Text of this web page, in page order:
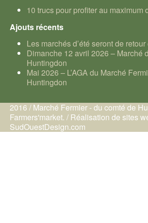
10 trucs pour profiter au maximum
Ajouts récents
Les marchés d’été seront de
Dimanche 12 avril 2026 – Marché
Huntingdon
Mai 2026 – L’AGA du Marché
Huntingdon
2016 / Marché Fermier - du comté de
Farmers'market. / Réalisation de sites
SudOuestDesign.com